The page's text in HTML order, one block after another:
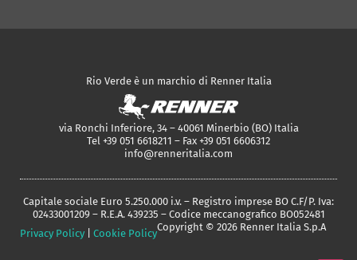
Rio Verde è un marchio di Renner Italia
via Ronchi Inferiore, 34 – 40061 Minerbio (BO) Italia
Tel +39 051 6618211 – Fax +39 051 6606312
info@renneritalia.com
Capitale sociale Euro 5.250.000 i.v. – Registro imprese BO C.F/P. Iva:
02433001209 – R.E.A. 439235 – Codice meccanografico BO052481
Privacy Policy
Cookie Policy
Copyright © 2026 Renner Italia S.p.A